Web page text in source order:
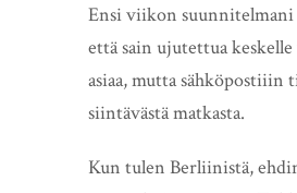
Ensi viikon suunnitelmani
että sain ujutettua
asiaa, mutta sähköpostiiin
siintävästä matkasta.
Kun tulen Berliinistä,